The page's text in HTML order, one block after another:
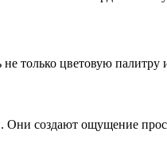
только цветовую
создают ощущение